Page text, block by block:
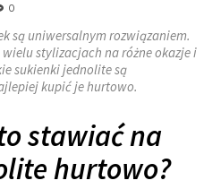
0
są uniwersalnym rozwiązaniem.
stylizacjach na różne okazje i
sukienki jednolite są
kupić je hurtowo.
stawiać na
hurtowo?